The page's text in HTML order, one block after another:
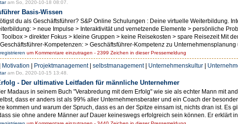
am So, 2020-10-18 08:07.
Basis-Wissen
du als Geschäftsführer? S&P Online Schulungen : Deine virtuelle Weiterbildung.
> neue Impulse > Interaktivität und vernetzende Elemente > persönliche
> direkter Fokus > kleine Gruppen > keine Reisekosten > spare Reisezeit Mit
Kompetenzen: > Geschäftsführer-Kompetenz zu Unternehmensplanung
registrieren um Kommentare einzutragen - 2399 Zeichen in dieser Pressemeldung
Motivation | Projektmanagement| selbstmanagement| Unternehmenskultur |
am Do, 2020-10-15 13:48.
- Der ultimative Leitfaden für männliche Unternehmer
Madaus in seinem Buch "Verabredung mit dem Erfolg" wie sie als echter Mann mit
dass er anders ist als 99% aller Unternehmensberater und ein Coach der
kommen und warum der Spruch, dass es an der Spitze einsam ist, nichts dran ist. Es
sie ohne andere Männer auf Dauer keineswegs erfolgreich sein können. Er erklärt in